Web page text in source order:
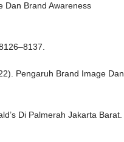
Dan Brand Awareness
Pengaruh Brand Image Dan
Di Palmerah Jakarta Barat.